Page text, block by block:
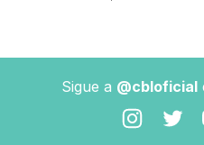
Sigue a @cbloficial